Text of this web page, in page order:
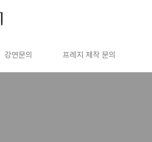
강연문의 프레지 제작 문의